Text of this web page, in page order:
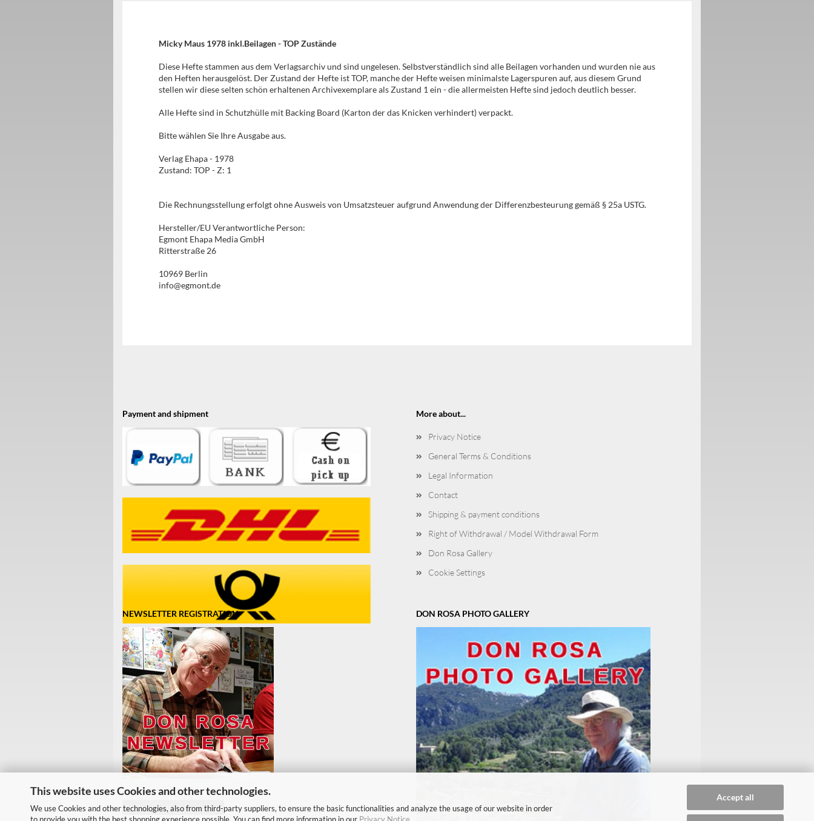
This website uses Cookies and other technologies.
We use Cookies and other technologies, also from third-party suppliers, to ensure the basic functionalities and analyze the usage of our website in order
to provide you with the best shopping experience possible. You can find more information in our Privacy Notice
Accept all
Micky Maus 1978 inkl.Beilagen - TOP Zustände
Diese Hefte stammen aus dem Verlagsarchiv und sind ungelesen. Selbstverständlich sind alle Beilagen vorhanden und wurden nie aus
den Heften herausgelöst. Der Zustand der Hefte ist TOP, manche der Hefte weisen minimalste Lagerspuren auf, aus diesem Grund
stellen wir diese selten schön erhaltenen Archivexemplare als Zustand 1 ein - die allermeisten Hefte sind jedoch deutlich besser.
Alle Hefte sind in Schutzhülle mit Backing Board (Karton der das Knicken verhindert) verpackt.
Bitte wählen Sie Ihre Ausgabe aus.
Verlag Ehapa - 1978
Zustand: TOP - Z: 1
Die Rechnungsstellung erfolgt ohne Ausweis von Umsatzsteuer aufgrund Anwendung der Differenzbesteurung gemäß § 25a USTG.
Hersteller/EU Verantwortliche Person:
Egmont Ehapa Media GmbH
Ritterstraße 26
10969 Berlin
info@egmont.de
Payment and shipment More about...
Privacy Notice
General Terms & Conditions
Legal Information
Contact
Shipping & payment conditions
Right of Withdrawal / Model Withdrawal Form
Don Rosa Gallery
Cookie Settings
NEWSLETTER REGISTRATION DON ROSA PHOTO GALLERY
Withdraw from contract